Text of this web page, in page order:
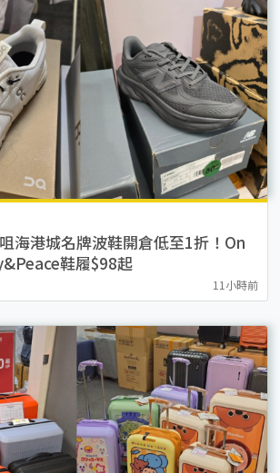
海港城名牌波鞋開倉低至1折！On
鞋履$98起
11小時前